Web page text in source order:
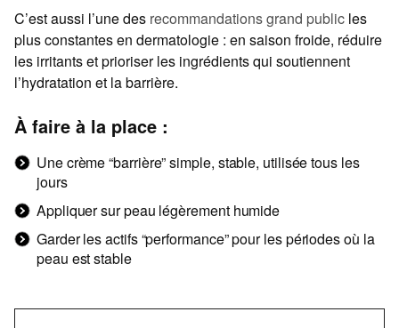
C’est aussi l’une des recommandations grand public les
plus constantes en dermatologie : en saison froide, réduire
les irritants et prioriser les ingrédients qui soutiennent
l’hydratation et la barrière.
À faire à la place :
Une crème “barrière” simple, stable, utilisée tous les
jours
Appliquer sur peau légèrement humide
Garder les actifs “performance” pour les périodes où la
peau est stable